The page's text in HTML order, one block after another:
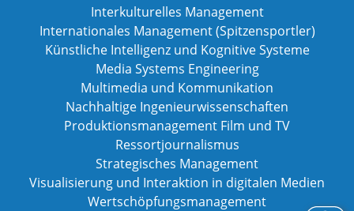
Interkulturelles Management
Internationales Management (Spitzensportler)
Künstliche Intelligenz und Kognitive Systeme
Media Systems Engineering
Multimedia und Kommunikation
Nachhaltige Ingenieurwissenschaften
Produktionsmanagement Film und TV
Ressortjournalismus
Strategisches Management
Visualisierung und Interaktion in digitalen Medien
Wertschöpfungsmanagement